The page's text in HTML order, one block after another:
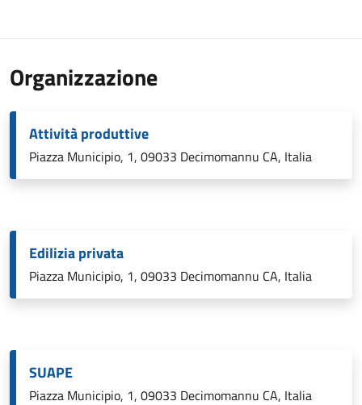
Organizzazione
Attività produttive
Piazza Municipio, 1, 09033 Decimomannu CA, Italia
Edilizia privata
Piazza Municipio, 1, 09033 Decimomannu CA, Italia
SUAPE
Piazza Municipio, 1, 09033 Decimomannu CA, Italia